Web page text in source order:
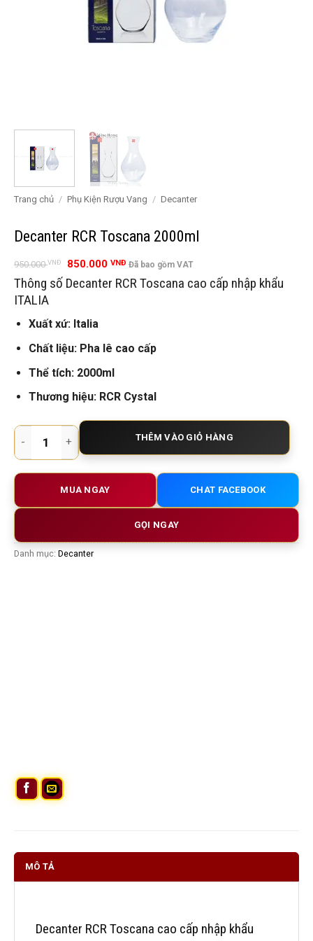
Trang chủ / Phụ Kiện Rượu Vang / Decanter
Decanter RCR Toscana 2000ml
950.000VNĐ
Giá
là:
850.000 VNĐGiá
tại
Đã bao gồm VAT
Thông số Decanter RCR Toscana cao cấp nhập khẩu
ITALIA
Xuất xứ: Italia
Chất liệu: Pha lê cao cấp
Thể tích: 2000ml
Thương hiệu: RCR Cystal
Decanter RCR Toscana 2000ml số lượng
THÊM VÀO GIỎ HÀNG
MUA NGAY CHAT FACEBOOK
GỌI NGAY
Danh mục: Decanter
MÔ TẢ
Decanter RCR Toscana cao cấp nhập khẩu